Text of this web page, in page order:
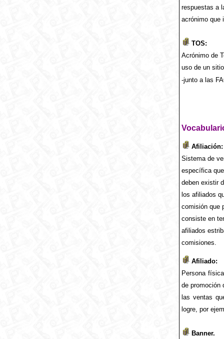
respuestas a
acrónimo que
TOS:
Acrónimo de
uso de un
-junto a las
Afiliación:
Sistema de
específica
deben existir
los afiliados
comisión que
consiste en
afiliados
comisiones.
Afiliado:
Persona
de promoción
las ventas
logre, por
Banner.